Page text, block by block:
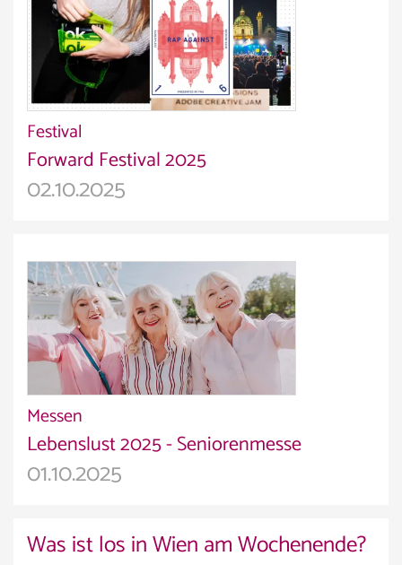
Festival
Forward Festival 2025
02.10.2025
Messen
Lebenslust 2025 - Seniorenmesse
01.10.2025
Was ist los in Wien am Wochenende?